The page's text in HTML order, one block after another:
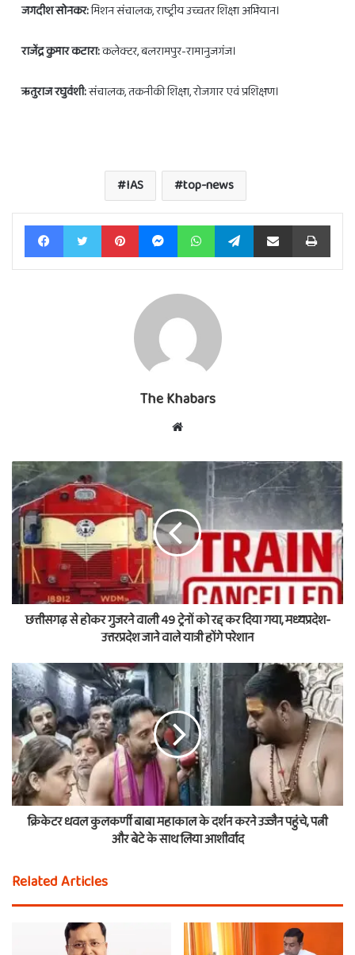
जगदीश सोनकर:मिशन संचालक, राष्ट्रीय उच्चतर शिक्षा अभियान।
राजेंद्र कुमार कटारा:कलेक्टर, बलरामपुर-रामानुजगंज।
ऋतुराज रघुवंशी:संचालक, तकनीकी शिक्षा, रोजगार एवं प्रशिक्षण।
IAS top-news
FacebookTwitter PinterestMessengerWhatsAppTelegramShare via Email Print
The Khabars
Website
छत्तीसगढ़ से होकर गुजरने वाली 49 ट्रेनों को रद्द कर दिया गया, मध्यप्रदेश-
उत्तरप्रदेश जाने वाले यात्री होंगे परेशान
क्रिकेटर धवल कुलकर्णी बाबा महाकाल के दर्शन करने उज्जैन पहुंचे, पत्नी
और बेटे के साथ लिया आशीर्वाद
Related Articles